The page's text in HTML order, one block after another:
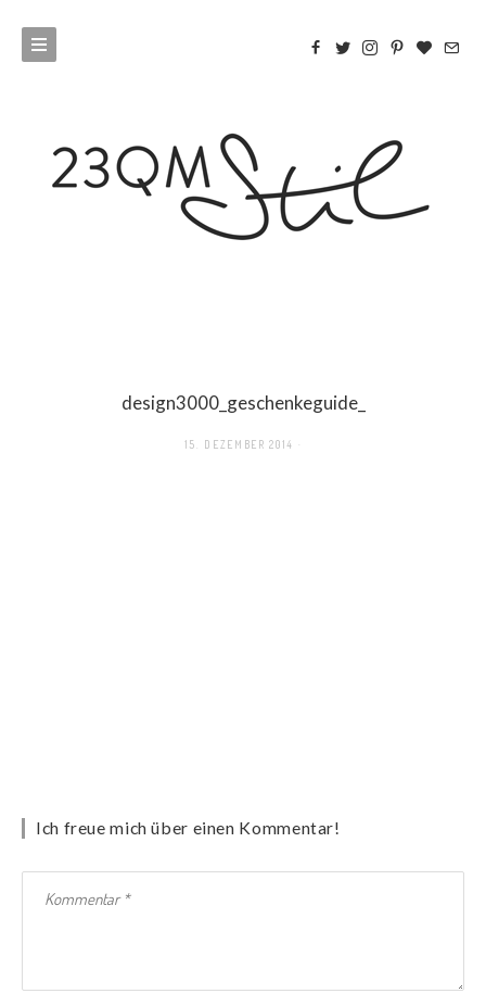
design3000_geschenkeguide_
15. DEZEMBER 2014
Ich freue mich über einen Kommentar!